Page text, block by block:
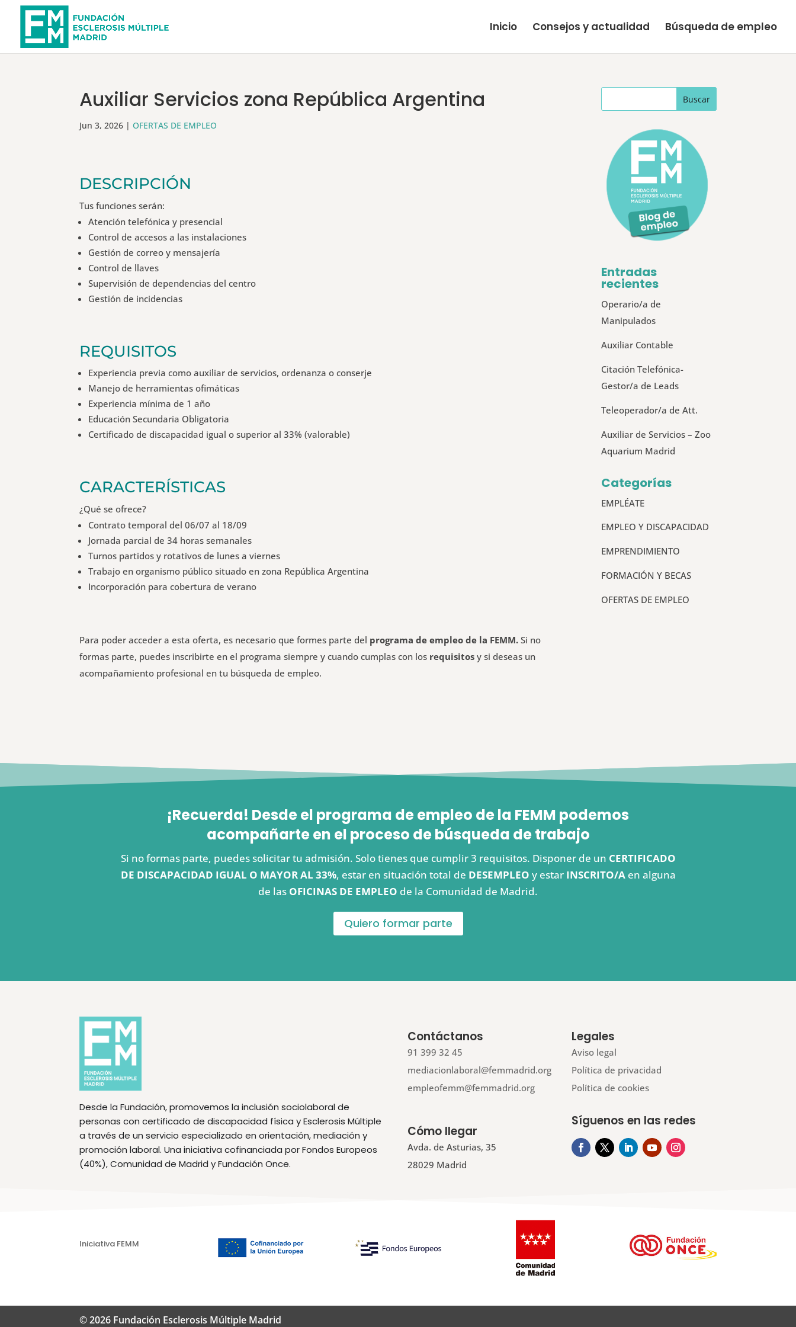
Inicio Consejos y actualidad Búsqueda de empleo
Auxiliar Servicios zona República Argentina
Jun 3, 2026 |OFERTAS DE EMPLEO
DESCRIPCIÓN
Tus funciones serán:
Atención telefónica y presencial
Control de accesos a las instalaciones
Gestión de correo y mensajería
Control de llaves
Supervisión de dependencias del centro
Gestión de incidencias
REQUISITOS
Experiencia previa como auxiliar de servicios, ordenanza o conserje
Manejo de herramientas ofimáticas
Experiencia mínima de 1 año
Educación Secundaria Obligatoria
Certificado de discapacidad igual o superior al 33% (valorable)
CARACTERÍSTICAS
¿Qué se ofrece?
Contrato temporal del 06/07 al 18/09
Jornada parcial de 34 horas semanales
Turnos partidos y rotativos de lunes a viernes
Trabajo en organismo público situado en zona República Argentina
Incorporación para cobertura de verano
Para poder acceder a esta oferta, es necesario que formes parte del programa de empleo de la FEMM. Si no
formas parte, puedes inscribirte en el programa siempre y cuando cumplas con los requisitos y si deseas un
acompañamiento profesional en tu búsqueda de empleo.
Entradas
recientes
Operario/a de
Manipulados
Auxiliar Contable
Citación Telefónica-
Gestor/a de Leads
Teleoperador/a de Att.
Auxiliar de Servicios – Zoo
Aquarium Madrid
Categorías
EMPLÉATE
EMPLEO Y DISCAPACIDAD
EMPRENDIMIENTO
FORMACIÓN Y BECAS
OFERTAS DE EMPLEO
¡Recuerda! Desde el programa de empleo de la FEMM podemos
acompañarte en el proceso de búsqueda de trabajo
Si no formas parte, puedes solicitar tu admisión. Solo tienes que cumplir 3 requisitos. Disponer de un CERTIFICADO
DE DISCAPACIDAD IGUAL O MAYOR AL 33%, estar en situación total de DESEMPLEO y estar INSCRITO/Aen alguna
de las OFICINAS DE EMPLEO de la Comunidad de Madrid.
Quiero formar parte
Desde la Fundación, promovemos la inclusión sociolaboral de
personas con certificado de discapacidad física y Esclerosis Múltiple
a través de un servicio especializado en orientación, mediación y
promoción laboral. Una iniciativa cofinanciada por Fondos Europeos
(40%), Comunidad de Madrid y Fundación Once.
Contáctanos
91 399 32 45
mediacionlaboral@femmadrid.org
empleofemm@femmadrid.org
Cómo llegar
Avda. de Asturias, 35
28029 Madrid
Legales
Aviso legal
Política de privacidad
Política de cookies
Síguenos en las redes
Iniciativa FEMM
© 2026 Fundación Esclerosis Múltiple Madrid